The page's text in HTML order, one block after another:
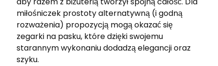
miłośniczek prostoty alternatywną (i godną
rozważenia) propozycją mogą okazać się
zegarki na pasku, które dzięki swojemu
starannym wykonaniu dodadzą elegancji oraz
szyku.